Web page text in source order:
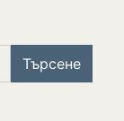
Търсене